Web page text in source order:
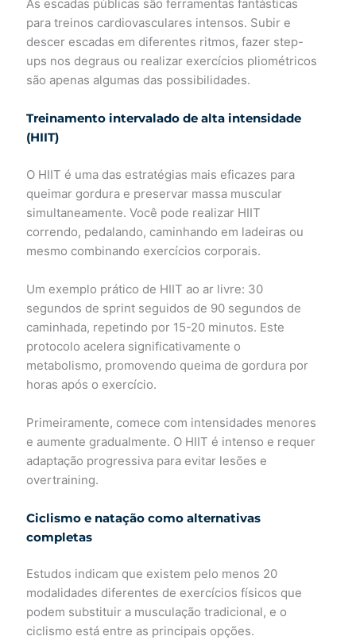
As escadas públicas são ferramentas fantásticas
para treinos cardiovasculares intensos. Subir e
descer escadas em diferentes ritmos, fazer step-
ups nos degraus ou realizar exercícios pliométricos
são apenas algumas das possibilidades.
Treinamento intervalado de alta intensidade
(HIIT)
O HIIT é uma das estratégias mais eficazes para
queimar gordura e preservar massa muscular
simultaneamente. Você pode realizar HIIT
correndo, pedalando, caminhando em ladeiras ou
mesmo combinando exercícios corporais.
Um exemplo prático de HIIT ao ar livre: 30
segundos de sprint seguidos de 90 segundos de
caminhada, repetindo por 15-20 minutos. Este
protocolo acelera significativamente o
metabolismo, promovendo queima de gordura por
horas após o exercício.
Primeiramente, comece com intensidades menores
e aumente gradualmente. O HIIT é intenso e requer
adaptação progressiva para evitar lesões e
overtraining.
Ciclismo e natação como alternativas
completas
Estudos indicam que existem pelo menos 20
modalidades diferentes de exercícios físicos que
podem substituir a musculação tradicional, e o
ciclismo está entre as principais opções.